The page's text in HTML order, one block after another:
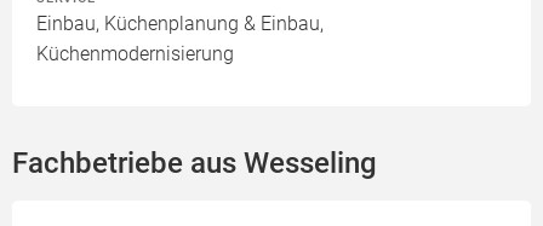
Einbau, Küchenplanung & Einbau,
Küchenmodernisierung
Fachbetriebe aus Wesseling